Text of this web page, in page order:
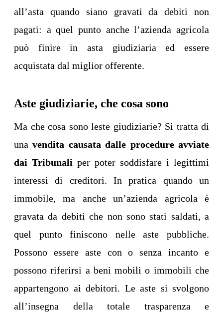
all’asta quando siano gravati da debiti non
pagati: a quel punto anche l’azienda agricola
può finire in asta giudiziaria ed essere
acquistata dal miglior offerente.
Aste giudiziarie, che cosa sono
Ma che cosa sono leste giudiziarie? Si tratta di
unavendita causata dalle procedure avviate
dai Tribunali per poter soddisfare i legittimi
interessi di creditori. In pratica quando un
immobile, ma anche un’azienda agricola è
gravata da debiti che non sono stati saldati, a
quel punto finiscono nelle aste pubbliche.
Possono essere aste con o senza incanto e
possono riferirsi a beni mobili o immobili che
appartengono ai debitori. Le aste si svolgono
all’insegna della totale trasparenza e